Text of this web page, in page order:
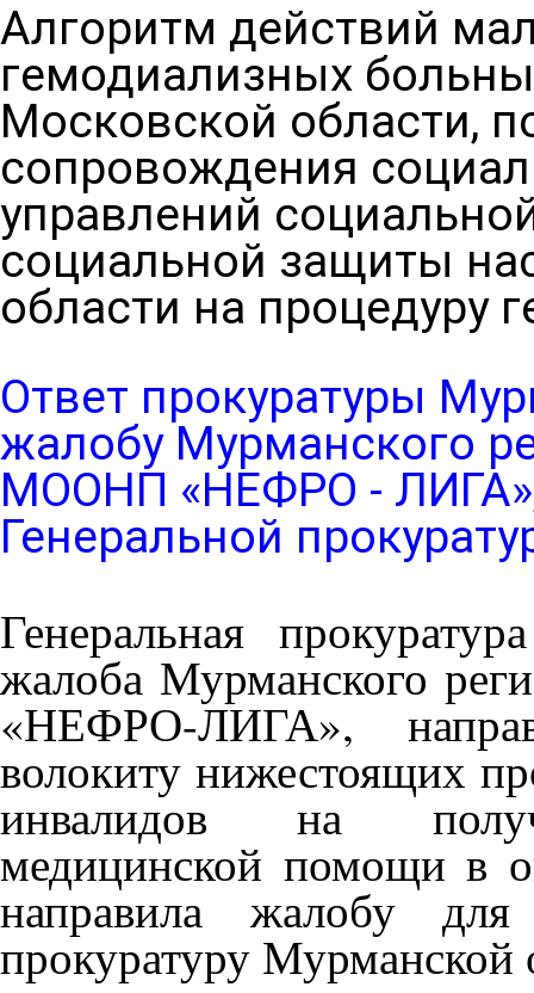
Алгоритм действий
гемодиализных
Московской области,
сопровождения
управлений
социальной защиты
области на процедуру
Ответ прокуратуры
жалобу Мурманского
МООНП «НЕФРО -
Генеральной
Генеральная
жалоба Мурманского
«НЕФРО-ЛИГА»,
волокиту нижестоящих
инвалидов на
медицинской помощи в
направила жалобу
прокуратуру Мурманской